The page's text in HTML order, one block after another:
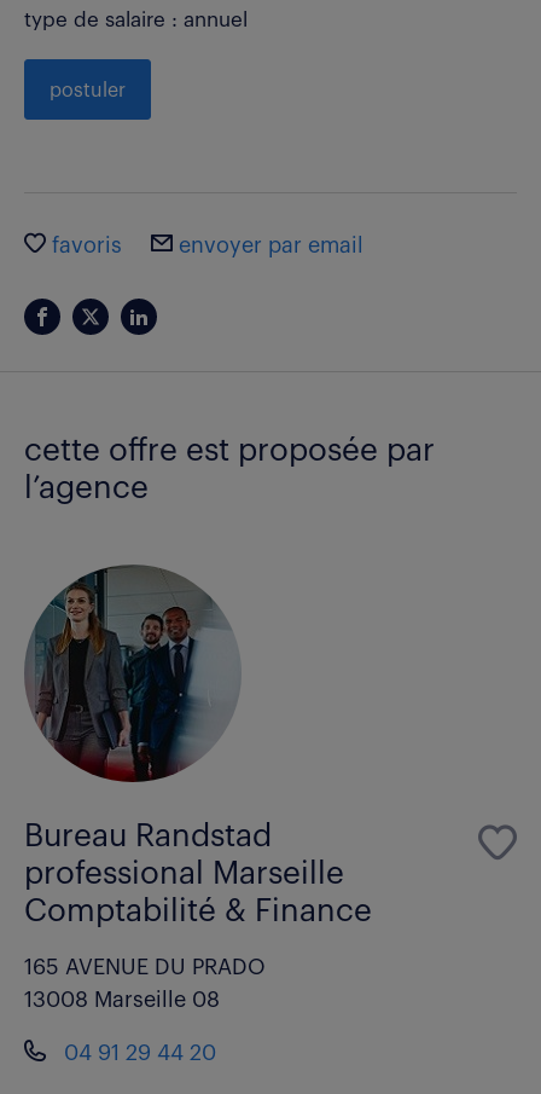
type de salaire : annuel
postuler
favoris envoyer par email
cette offre est proposée par
l’agence
Bureau Randstad
professional Marseille
Comptabilité & Finance
165 AVENUE DU PRADO
13008 Marseille 08
04 91 29 44 20